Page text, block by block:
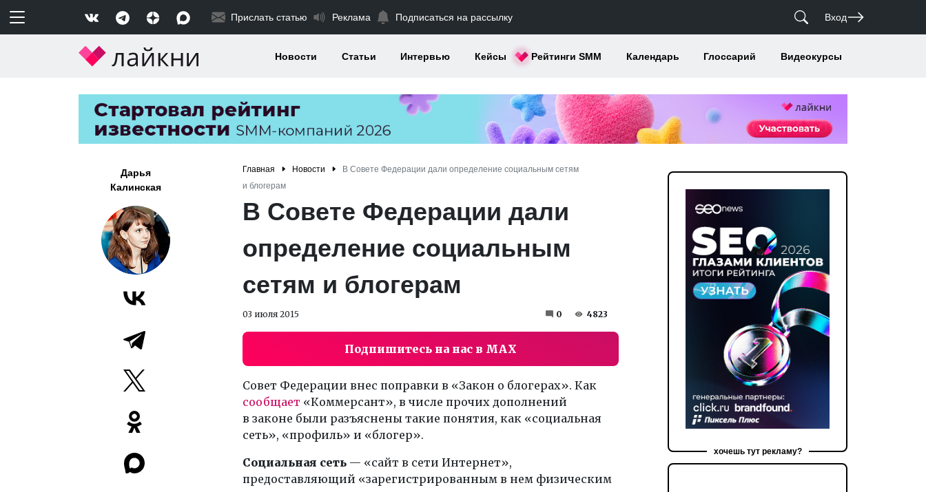
Прислать статью Реклама Подписаться на рассылку Вход
Новости Статьи Интервью Кейсы Рейтинги SMM Календарь Глоссарий Видеокурсы
Дарья
Калинская
Главная Новости
В Совете Федерации дали определение социальным сетям
и блогерам
В Совете Федерации дали
определение социальным
сетям и блогерам
03 июля 2015 0 4823
Подпишитесь на нас в MAX
Совет Федерации внес поправки в «Закон о блогерах». Как
сообщает «Коммерсант», в числе прочих дополнений
в законе были разъяснены такие понятия, как «социальная
сеть», «профиль» и «блогер».
Социальная сеть— «сайт в сети Интернет»,
предоставляющий «зарегистрированным в нем физическим
хочешь тут рекламу?